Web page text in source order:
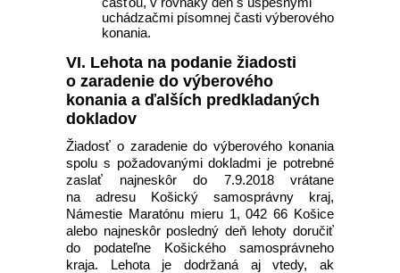
uchádzačmi písomnej časti výberového
konania.
VI. Lehota na podanie žiadosti
o zaradenie do výberového
konania a ďalších predkladaných
dokladov
Žiadosť o zaradenie do výberového konania
spolu s požadovanými dokladmi je potrebné
zaslať najneskôr do 7.9.2018 vrátane
na adresu Košický samosprávny kraj,
Námestie Maratónu mieru 1, 042 66 Košice
alebo najneskôr posledný deň lehoty doručiť
do podateľne Košického samosprávneho
kraja. Lehota je dodržaná aj vtedy, ak